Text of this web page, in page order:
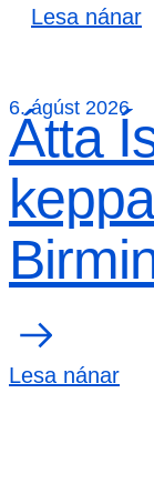
Lesa nánar
6. ágúst 2026
Átta
Lesa nánar